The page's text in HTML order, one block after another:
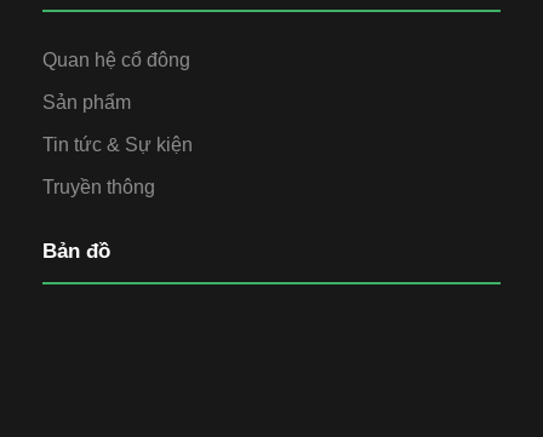
Quan hệ cổ đông
Sản phẩm
Tin tức & Sự kiện
Truyền thông
Bản đồ